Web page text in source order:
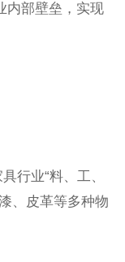
内部壁垒，实现
业“料、工、
、皮革等多种物